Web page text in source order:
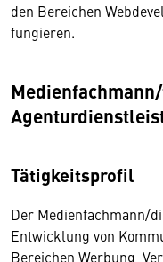
den Bereichen
fungieren.
Tätigkeitsprofil
Der Medienfachmann/
Entwicklung von
Bereichen Werbung,